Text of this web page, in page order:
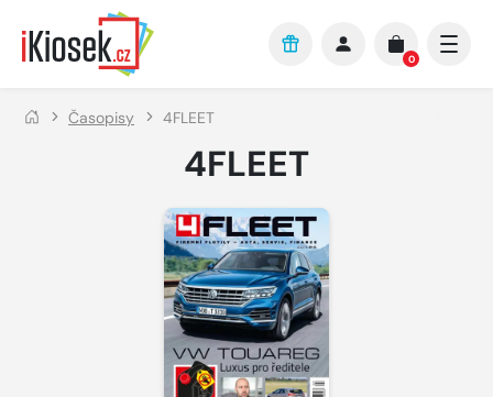
Přejít na hlavní obsah
0
Časopisy 4FLEET
4FLEET